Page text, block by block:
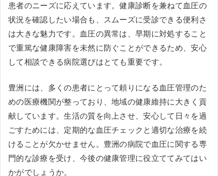
患者のニーズに応えています。健康診断を兼ねて血圧の
状況を確認したい場合も、スムーズに受診できる便利さ
は大きな魅力です。血圧の異常は、早期に対処すること
で重篤な健康障害を未然に防ぐことができるため、安心
して相談できる病院選びはとても重要です。
豊洲には、多くの患者にとって頼りになる血圧管理のた
めの医療機関が整っており、地域の健康維持に大きく貢
献しています。生活の質を向上させ、安心して日々を過
ごすためには、定期的な血圧チェックと適切な治療を続
けることが欠かせません。豊洲の病院で血圧に関する専
門的な診療を受け、今後の健康管理に役立ててみてはい
かがでしょうか。